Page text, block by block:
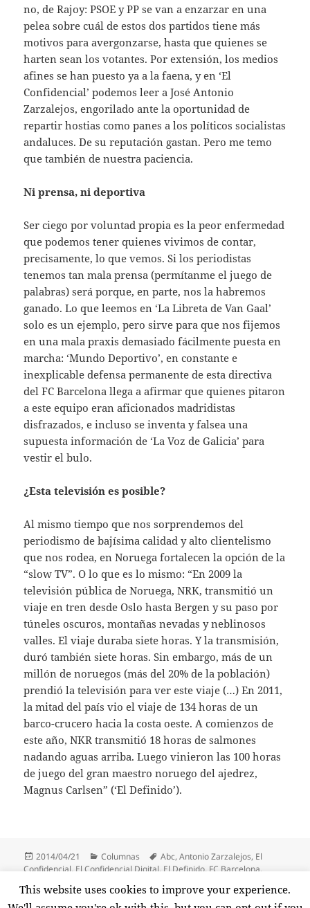
no, de Rajoy: PSOE y PP se van a enzarzar en una
pelea sobre cuál de estos dos partidos tiene más
motivos para avergonzarse, hasta que quienes se
harten sean los votantes. Por extensión, los medios
afines se han puesto ya a la faena, y en ‘El
Confidencial’ podemos leer a José Antonio
Zarzalejos, engorilado ante la oportunidad de
repartir hostias como panes a los políticos socialistas
andaluces. De su reputación gastan. Pero me temo
que también de nuestra paciencia.
Ni prensa, ni deportiva
Ser ciego por voluntad propia es la peor enfermedad
que podemos tener quienes vivimos de contar,
precisamente, lo que vemos. Si los periodistas
tenemos tan mala prensa (permítanme el juego de
palabras) será porque, en parte, nos la habremos
ganado. Lo que leemos en ‘La Libreta de Van Gaal’
solo es un ejemplo, pero sirve para que nos fijemos
en una mala praxis demasiado fácilmente puesta en
marcha: ‘Mundo Deportivo’, en constante e
inexplicable defensa permanente de esta directiva
del FC Barcelona llega a afirmar que quienes pitaron
a este equipo eran aficionados madridistas
disfrazados, e incluso se inventa y falsea una
supuesta información de ‘La Voz de Galicia’ para
vestir el bulo.
¿Esta televisión es posible?
Al mismo tiempo que nos sorprendemos del
periodismo de bajísima calidad y alto clientelismo
que nos rodea, en Noruega fortalecen la opción de la
“slow TV”. O lo que es lo mismo: “En 2009 la
televisión pública de Noruega, NRK, transmitió un
viaje en tren desde Oslo hasta Bergen y su paso por
túneles oscuros, montañas nevadas y neblinosos
valles. El viaje duraba siete horas. Y la transmisión,
duró también siete horas. Sin embargo, más de un
millón de noruegos (más del 20% de la población)
prendió la televisión para ver este viaje (…) En 2011,
la mitad del país vio el viaje de 134 horas de un
barco-crucero hacia la costa oeste. A comienzos de
este año, NKR transmitió 18 horas de salmones
nadando aguas arriba. Luego vinieron las 100 horas
de juego del gran maestro noruego del ajedrez,
Magnus Carlsen” (‘El Definido’).
Publicado
el
2014/04/21 Categorías
Columnas Etiquetas
Abc,Antonio Zarzalejos, El
Confidencial, El Confidencial Digital, El Definido, FC Barcelona,
Bárcenas,Mundo Deportivo,Susana Díaz,Twitter
This website uses cookies to improve your experience.